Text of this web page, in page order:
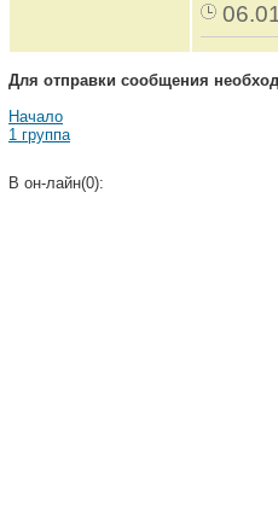
Для отправки сообщения
Начало
1 группа
В он-лайн(0):